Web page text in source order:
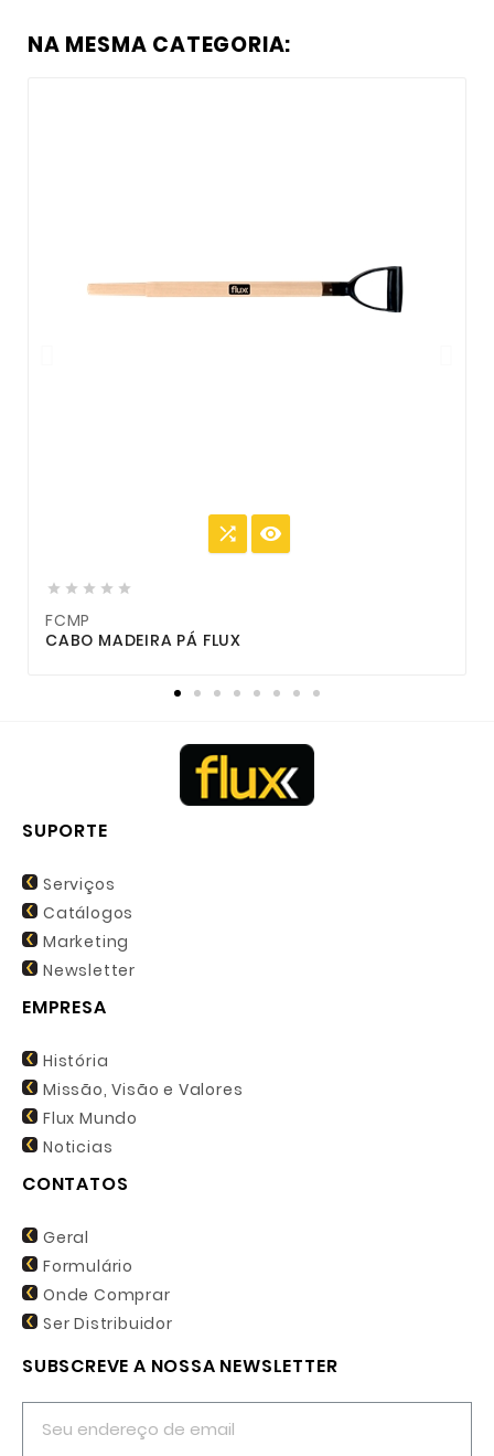
NA MESMA CATEGORIA:
 
    
FCMP
CABO MADEIRA PÁ FLUX
SUPORTE
Serviços
Catálogos
Marketing
Newsletter
EMPRESA
História
Missão, Visão e Valores
Flux Mundo
Noticias
CONTATOS
Geral
Formulário
Onde Comprar
Ser Distribuidor
SUBSCREVE A NOSSA NEWSLETTER